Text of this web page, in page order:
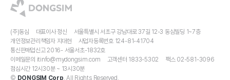
(주)동심 대표이사 정신
서울특별시 서초구 강남대로 37길 12-3 동심빌딩 1~7층
개인정보관리책임자 지대현
사업자등록번호 124-81-41704
통신판매업신고 2016- 서울서초-1832호
이메일문의 itinfo@mydongsim.com 고객센터 1833-5302
팩스 02-581-3096
점심시간 12시30분 ~ 13시30분
© DONGSIM Corp. All Rights Reserved.